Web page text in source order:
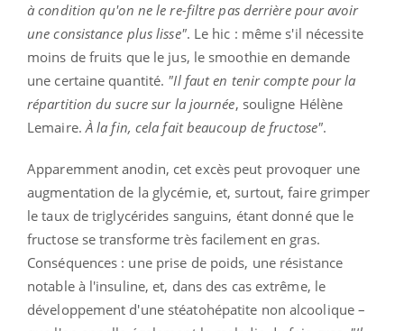
à condition qu'on ne le re-filtre pas derrière pour avoir
une consistance plus lisse". Le hic : même s'il nécessite
moins de fruits que le jus, le smoothie en demande
une certaine quantité. "Il faut en tenir compte pour la
répartition du sucre sur la journée, souligne Hélène
Lemaire.À la fin, cela fait beaucoup de fructose".
Apparemment anodin, cet excès peut provoquer une
augmentation de la glycémie, et, surtout, faire grimper
le taux de triglycérides sanguins, étant donné que le
fructose se transforme très facilement en gras.
Conséquences : une prise de poids, une résistance
notable à l'insuline, et, dans des cas extrême, le
développement d'une stéatohépatite non alcoolique –